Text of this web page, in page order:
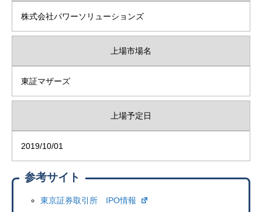
株式会社パワーソリューションズ
上場市場名
東証マザーズ
上場予定日
2019/10/01
参考サイト
東京証券取引所 IPO情報